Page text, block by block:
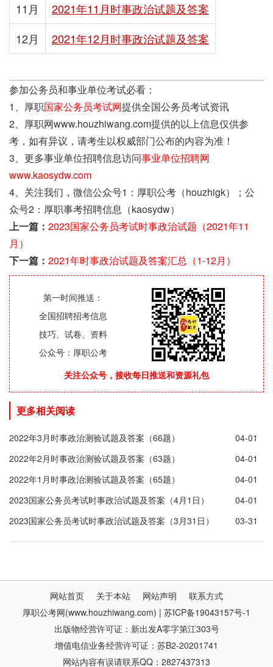
11月
2021年11月时事政治试题及答案
12月
2021年12月时事政治试题及答案
参加公务员和事业单位考试必看：
1、厚职国家公务员考试网提供全国公务员考试资讯
2、厚职网www.houzhiwang.com提供的以上信息仅供参
考，如有异议，请考生以权威部门公布的内容为准！
3、更多事业单位招聘信息访问事业单位招聘网
www.kaosydw.com
4、关注我们，微信公众号1：厚职公考（houzhigk）；公
众号2：厚职事考招聘信息（kaosydw）
上一篇： 2023国家公务员考试时事政治试题（2021年11
月）
下一篇： 2021年时事政治试题及答案汇总（1-12月）
第一时间推送：
全国招聘招考信息
技巧、试卷、资料
公众号：厚职公考
关注公众号，接收每日推送和资源礼包
更多相关阅读
2022年3月时事政治测验试题及答案（66题）
04-01
2022年2月时事政治测验试题及答案（63题）
04-01
2022年1月时事政治测验试题及答案（65题）
04-01
2023国家公务员考试时事政治试题及答案（4月1日）
04-01
2023国家公务员考试时事政治试题及答案（3月31日）
03-31
网站首页 关于本站 网站声明
联系方式
厚职公考网(www.houzhiwang.com) | 苏ICP备19043157号-1
出版物经营许可证：新出发A零字第江303号
增值电信业务经营许可证：苏B2-20201741
网站内容有误请联系QQ：2827437313